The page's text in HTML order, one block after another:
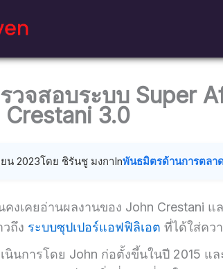
วจสอบระบบ Super
3.0
น 2023โดย ชิรันชู มงกาInพันธมิตรด้านการตลา
งเคยอ่านผลงานของ John Crestani
วถึง ระบบซุปเปอร์แอฟฟิลิเอต ที่ได้ใส่คว
นินการโดย John ก่อตั้งขึ้นในปี 2015 แ